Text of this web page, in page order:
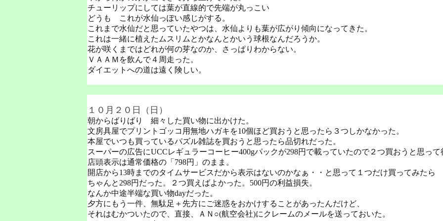
チューリップにしては葉が直線的で先端が丸っこい
どうも これが水仙っぽい感じがする。
これまで水仙だと思っていたやつは、水仙よりも葉が広がり傾向になってきた。
これは一緒に植えたムスリムとかなんとかいう球根なんだろうか。
花が咲くまではどれが何の芽なのか、さっぱりわからない。
ＶＡＡＭを飲んで４周走った。
ダイエットへの道は遠く険しい。
１０月２０日（日）
朝からばりばり 細々した買い物に出かけた。
文房具屋でプリントゴッコ用無地ハガキを10個ほど買おうと思ったら３つしかなかった。
本屋でいつも買っているパズル雑誌を買おうと思ったら品切れだった。
スーパーの広告にUCCレギュラーコーヒー400gパックが298円で載っていたので２つ買おうと思って
店頭表示は通常価格の「798円」のまま。
開店から13時までのタイムサービスだから表示はないのかなぁ・・と思って１つだけ買ってみたら
ちゃんと298円だった。２つ買えばよかった。500円の利益損失。
なんか中途半端な買い物dayだった。
夕方にもう一件、無駄足＋先方にご迷惑をおかけすることがあったんだけど、
それはむかついたので、直接、ＡＮ○(航空会社)にクレームのメールを送っておいた。